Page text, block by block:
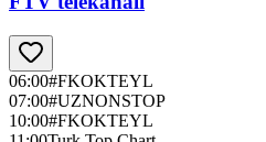
06:00#FKOKTEYL
07:00#UZNONSTOP
10:00#FKOKTEYL